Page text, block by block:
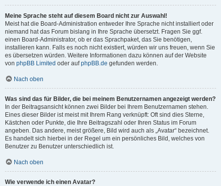
Meine Sprache steht auf diesem Board nicht zur Auswahl!
Meist hat die Board-Administration entweder Ihre Sprache nicht installiert oder
niemand hat das Forum bislang in Ihre Sprache übersetzt. Fragen Sie ggf.
einen Board-Administrator, ob er das Sprachpaket, das Sie benötigen,
installieren kann. Falls es noch nicht existiert, würden wir uns freuen, wenn Sie
es übersetzen würden. Weitere Informationen dazu können auf der Website
von phpBB Limited oder aufphpBB.de gefunden werden.
Nach oben
Was sind das für Bilder, die bei meinem Benutzernamen angezeigt werden?
In der Beitragsansicht können zwei Bilder bei Ihrem Benutzernamen stehen.
Eines dieser Bilder ist meist mit Ihrem Rang verknüpft: Oft sind dies Sterne,
Kästchen oder Punkte, die Ihre Beitragszahl oder Ihren Status im Forum
angeben. Das andere, meist größere, Bild wird auch als „Avatar“ bezeichnet.
Es handelt sich hierbei in der Regel um ein persönliches Bild, welches von
Benutzer zu Benutzer unterschiedlich ist.
Nach oben
Wie verwende ich einen Avatar?